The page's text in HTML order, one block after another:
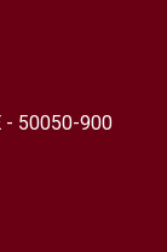
- 50050-900